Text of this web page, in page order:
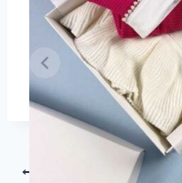
Dicas para vestir
seu bebê de 2
meses em cada
estação do ano